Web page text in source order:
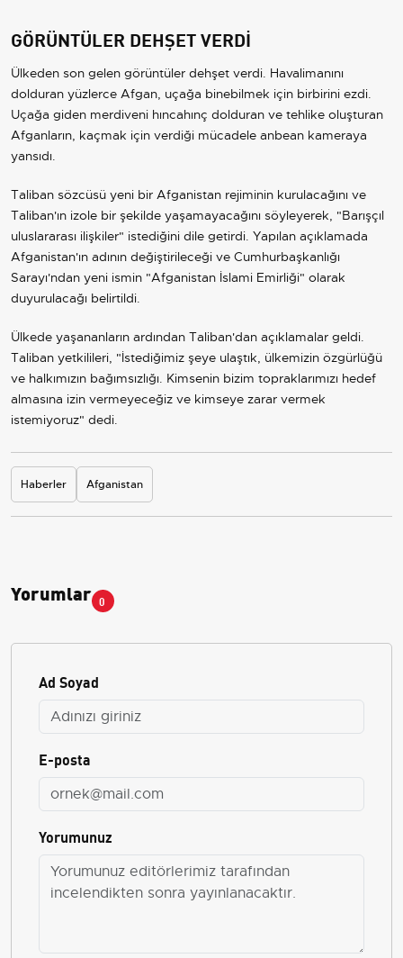
GÖRÜNTÜLER DEHŞET VERDİ
Ülkeden son gelen görüntüler dehşet verdi. Havalimanını
dolduran yüzlerce Afgan, uçağa binebilmek için birbirini ezdi.
Uçağa giden merdiveni hıncahınç dolduran ve tehlike oluşturan
Afganların, kaçmak için verdiği mücadele anbean kameraya
yansıdı.
Taliban sözcüsü yeni bir Afganistan rejiminin kurulacağını ve
Taliban'ın izole bir şekilde yaşamayacağını söyleyerek, "Barışçıl
uluslararası ilişkiler" istediğini dile getirdi. Yapılan açıklamada
Afganistan'ın adının değiştirileceği ve Cumhurbaşkanlığı
Sarayı'ndan yeni ismin "Afganistan İslami Emirliği" olarak
duyurulacağı belirtildi.
Ülkede yaşananların ardından Taliban'dan açıklamalar geldi.
Taliban yetkilileri, "İstediğimiz şeye ulaştık, ülkemizin özgürlüğü
ve halkımızın bağımsızlığı. Kimsenin bizim topraklarımızı hedef
almasına izin vermeyeceğiz ve kimseye zarar vermek
istemiyoruz" dedi.
Haberler Afganistan
Yorumlar 0
Ad Soyad
E-posta
Yorumunuz